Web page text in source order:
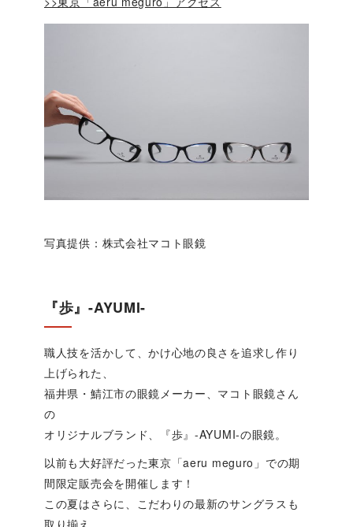
写真提供：株式会社マコト眼鏡
『歩』-AYUMI-
職人技を活かして、かけ心地の良さを追求し作り
上げられた、
福井県・鯖江市の眼鏡メーカー、マコト眼鏡さん
の
オリジナルブランド、『歩』-AYUMI-の眼鏡。
以前も大好評だった東京「aeru meguro」での期
間限定販売会を開催します！
この夏はさらに、こだわりの最新のサングラスも
取り揃え、